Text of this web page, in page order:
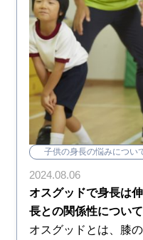
子供の身長の悩みについ
2024.08.06
オスグッドで身長は
長との関係性について
オスグッドとは、膝